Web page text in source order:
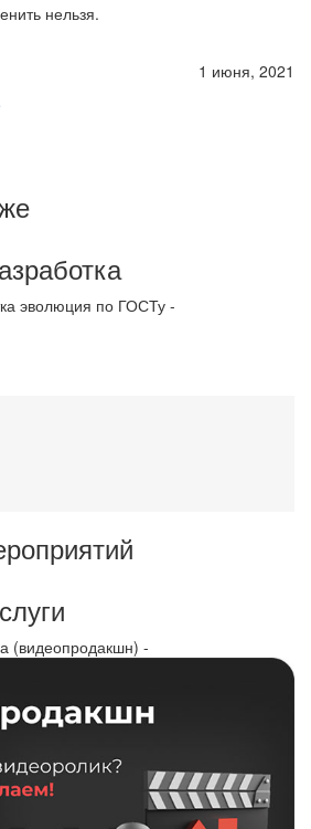
нельзя.
1 июня, 2021
эволюция по ГОСТу -
(видеопродакшн) -